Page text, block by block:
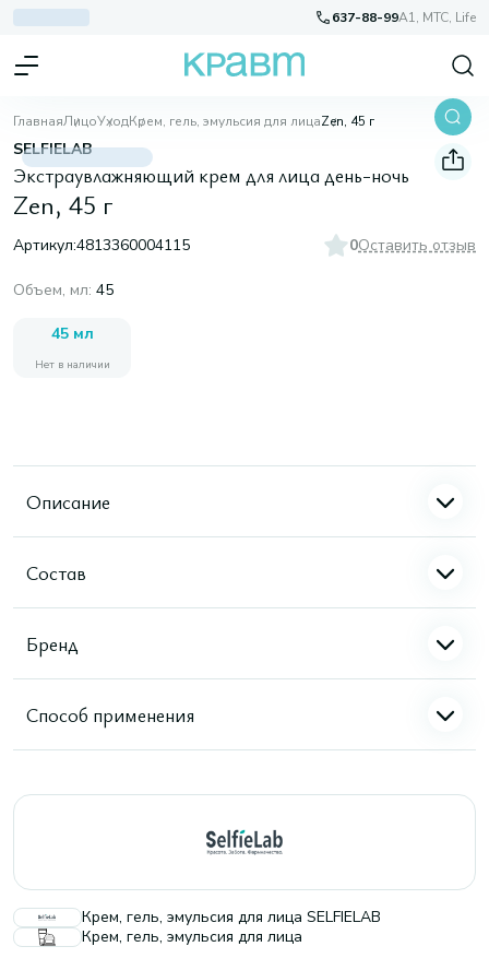
637-88-99A1, МТС, Life
ГлавнаяЛицоУходКрем, гель, эмульсия для лицаZen, 45 г
SELFIELAB
Экстраувлажняющий крем для лица день-ночь
Zen, 45 г
Артикул:4813360004115 0Оставить отзыв
Объем, мл: 45
45 мл
Нет в наличии
Описание
Состав
Бренд
Способ применения
Крем, гель, эмульсия для лица SELFIELAB
Крем, гель, эмульсия для лица